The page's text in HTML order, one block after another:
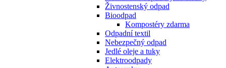
Živnostenský odpad
Bioodpad
Kompostéry zdarma
Odpadní textil
Nebezpečný odpad
Jedlé oleje a tuky
Elektroodpady